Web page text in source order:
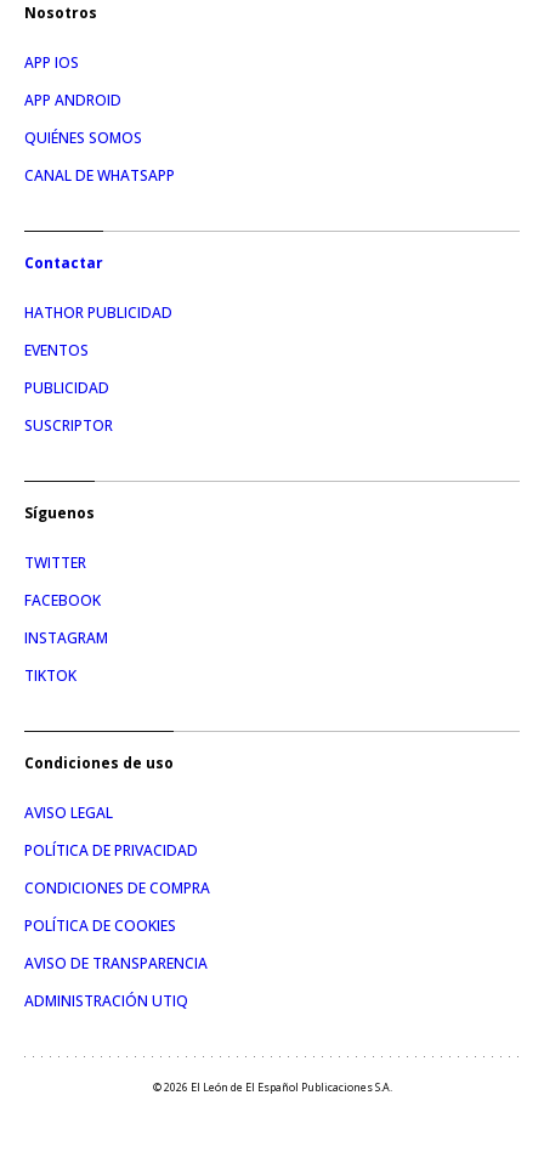
Nosotros
APP IOS
APP ANDROID
QUIÉNES SOMOS
CANAL DE WHATSAPP
Contactar
HATHOR PUBLICIDAD
EVENTOS
PUBLICIDAD
SUSCRIPTOR
Síguenos
TWITTER
FACEBOOK
INSTAGRAM
TIKTOK
Condiciones de uso
AVISO LEGAL
POLÍTICA DE PRIVACIDAD
CONDICIONES DE COMPRA
POLÍTICA DE COOKIES
AVISO DE TRANSPARENCIA
ADMINISTRACIÓN UTIQ
© 2026 El León de El Español Publicaciones S.A.